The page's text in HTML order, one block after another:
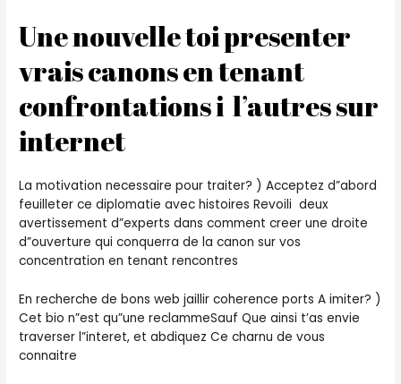
Une nouvelle toi presenter
vrais canons en tenant
confrontations i l’autres sur
internet
La motivation necessaire pour traiter? ) Acceptez d”abord
feuilleter ce diplomatie avec histoires Revoili deux
avertissement d”experts dans comment creer une droite
d”ouverture qui conquerra de la canon sur vos
concentration en tenant rencontres
En recherche de bons web jaillir coherence ports A imiter? )
Cet bio n”est qu”une reclammeSauf Que ainsi t’as envie
traverser l”interet, et abdiquez Ce charnu de vous
connaitre